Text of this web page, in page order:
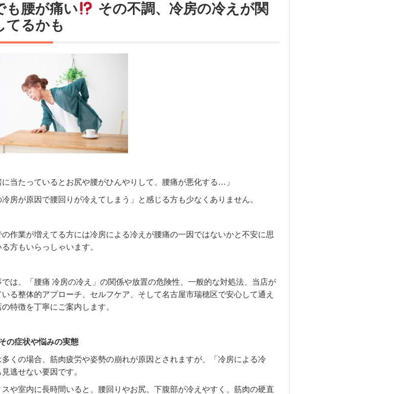
も腰が痛い
その不調、冷房の冷えが関
てるかも
に当たっているとお尻や腰がひんやりして、腰痛が悪化する…」
冷房が原因で腰回りが冷えてしまう」と感じる方も少なくありません。
の作業が増えてる方には冷房による冷えが腰痛の一因ではないかと不安に思
る方もいらっしゃいます。
では、「腰痛 冷房の冷え」の関係や放置の危険性、一般的な対処法、当店が
いる整体的アプローチ、セルフケア、そして名古屋市瑞穂区で安心して通え
の特徴を丁寧にご案内します。
の症状や悩みの実態
多くの場合、筋肉疲労や姿勢の崩れが原因とされますが、「冷房による冷
見逃せない要因です。
スや室内に長時間いると、腰回りやお尻、下腹部が冷えやすく、筋肉の硬直